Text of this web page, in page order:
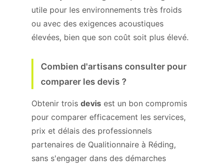
utile pour les environnements très froids
ou avec des exigences acoustiques
élevées, bien que son coût soit plus élevé.
Combien d'artisans consulter pour
comparer les devis ?
Obtenir trois devis est un bon compromis
pour comparer efficacement les services,
prix et délais des professionnels
partenaires de Qualitionnaire à Réding,
sans s'engager dans des démarches